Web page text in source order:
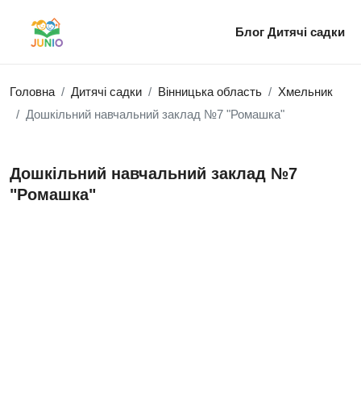
Блог Дитячі садки
Головна Дитячі садки Вінницька область
Хмельник
Дошкільний навчальний заклад №7 "Ромашка"
Дошкільний навчальний заклад №7
"Ромашка"